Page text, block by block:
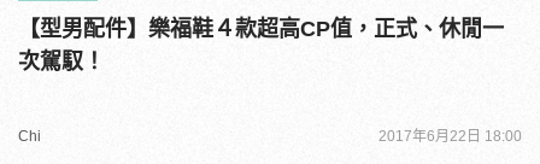
【型男配件】樂福鞋４款超高CP值，正式、休閒一
次駕馭！
Chi 2017年6月22日 18:00